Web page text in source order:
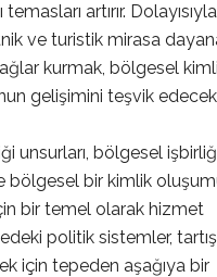
temasları artırır.
ve turistik mirasa
kurmak, bölgesel
gelişimini teşvik
unsurları, bölgesel
bölgesel bir kimlik
bir temel olarak hizmet
politik sistemler,
için tepeden aşağıya bir